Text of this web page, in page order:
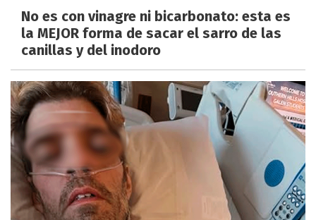
No es con vinagre ni bicarbonato: esta es
la MEJOR forma de sacar el sarro de las
canillas y del inodoro